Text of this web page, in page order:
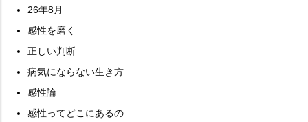
26年8月
感性を磨く
正しい判断
病気にならない生き方
感性論
感性ってどこにあるの